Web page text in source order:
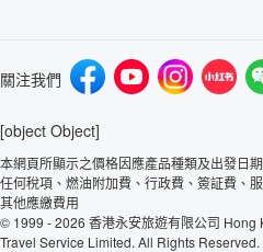
關注我們
[object Object]
本網頁所顯示之價格因應產品種類及出發日
任何稅項、燃油附加費、行政費、簽証費、
其他應繳費用
© 1999 - 2026 香港永安旅遊有限公司 Hong
Travel Service Limited. All Rights